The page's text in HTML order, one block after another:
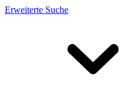
Erweiterte Suche